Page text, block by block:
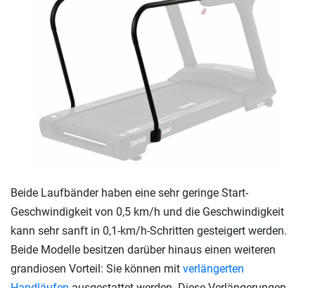
Beide Laufbänder haben eine sehr geringe Start-
Geschwindigkeit von 0,5 km/h und die Geschwindigkeit
kann sehr sanft in 0,1-km/h-Schritten gesteigert werden.
Beide Modelle besitzen darüber hinaus einen weiteren
grandiosen Vorteil: Sie können mit verlängerten